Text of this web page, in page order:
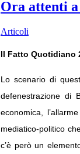
Ora attenti
Articoli
Il Fatto Quotidiano
Lo scenario di
defenestrazione di
economica,
mediatico-politico
c’è però un